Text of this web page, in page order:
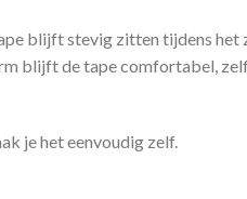
blijft stevig zitten tijdens het
blijft de tape comfortabel,
je het eenvoudig zelf.